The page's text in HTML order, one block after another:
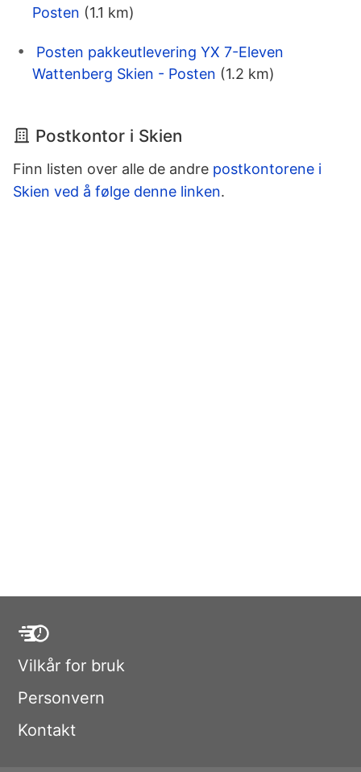
Posten (1.1 km)
Posten pakkeutlevering YX 7-Eleven
Wattenberg Skien - Posten (1.2 km)
Postkontor i Skien
Finn listen over alle de andre postkontorene i
Skien ved å følge denne linken.
Vilkår for bruk
Personvern
Kontakt